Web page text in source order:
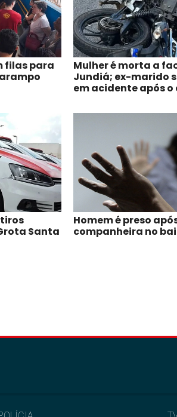
filas para
Mulher é morta a
Jundiá; ex-marido
em acidente após o
Santa
Homem é preso
companheira no